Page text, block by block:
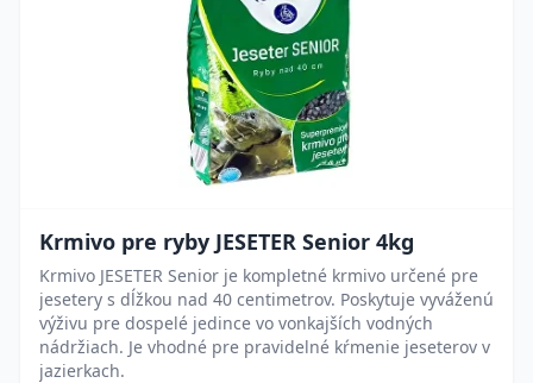
Krmivo pre ryby JESETER Senior 4kg
Krmivo JESETER Senior je kompletné krmivo určené pre
jesetery s dĺžkou nad 40 centimetrov. Poskytuje vyváženú
výživu pre dospelé jedince vo vonkajších vodných
nádržiach. Je vhodné pre pravidelné kŕmenie jeseterov v
jazierkach.